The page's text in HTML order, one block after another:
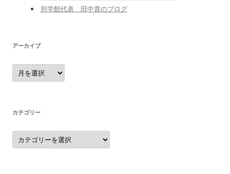
邦学館代表 田中貴のブログ
アーカイブ
ア
ー
カ
カテゴリー
カ
テ
ゴ